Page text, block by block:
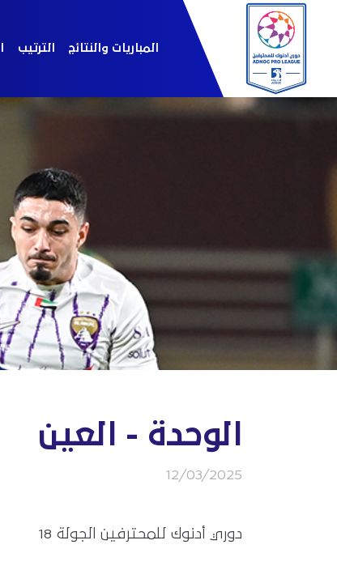
المباريات والنتائج الترتيب
الوحدة - العين
12/03/2025
دوري أدنوك للمحترفين الجولة 18